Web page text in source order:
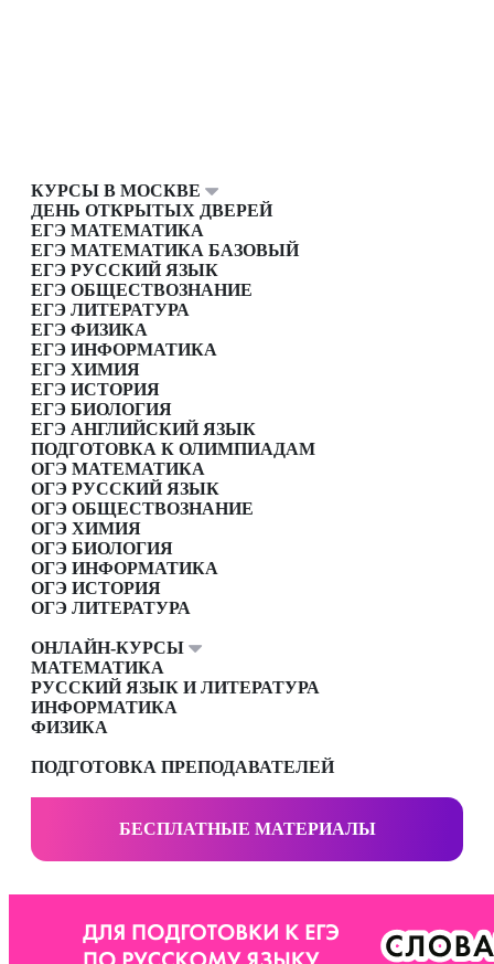
КУРСЫ В МОСКВЕ
ДЕНЬ ОТКРЫТЫХ ДВЕРЕЙ
ЕГЭ МАТЕМАТИКА
ЕГЭ МАТЕМАТИКА БАЗОВЫЙ
ЕГЭ РУССКИЙ ЯЗЫК
ЕГЭ ОБЩЕСТВОЗНАНИЕ
ЕГЭ ЛИТЕРАТУРА
ЕГЭ ФИЗИКА
ЕГЭ ИНФОРМАТИКА
ЕГЭ ХИМИЯ
ЕГЭ ИСТОРИЯ
ЕГЭ БИОЛОГИЯ
ЕГЭ АНГЛИЙСКИЙ ЯЗЫК
ПОДГОТОВКА К ОЛИМПИАДАМ
ОГЭ МАТЕМАТИКА
ОГЭ РУССКИЙ ЯЗЫК
ОГЭ ОБЩЕСТВОЗНАНИЕ
ОГЭ ХИМИЯ
ОГЭ БИОЛОГИЯ
ОГЭ ИНФОРМАТИКА
ОГЭ ИСТОРИЯ
ОГЭ ЛИТЕРАТУРА
ОНЛАЙН-КУРСЫ
МАТЕМАТИКА
РУССКИЙ ЯЗЫК И ЛИТЕРАТУРА
ИНФОРМАТИКА
ФИЗИКА
ПОДГОТОВКА ПРЕПОДАВАТЕЛЕЙ
БЕСПЛАТНЫЕ МАТЕРИАЛЫ